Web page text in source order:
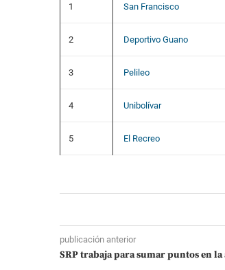
1 San Francisco
2 Deportivo Guano
3 Pelileo
4 Unibolívar
5 El Recreo
publicación anterior
SRP trabaja para sumar puntos en